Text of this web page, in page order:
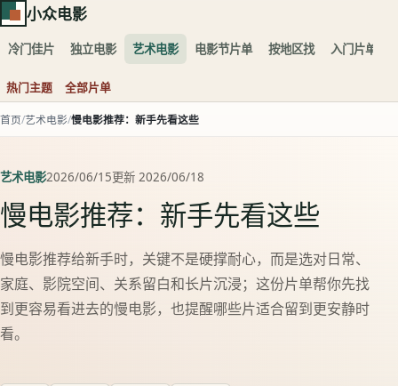
小众电影
冷门佳片 独立电影 艺术电影 电影节片单 按地区找 入门片单
热门主题 全部片单
首页 艺术电影 慢电影推荐：新手先看这些
艺术电影2026/06/15更新 2026/06/18
慢电影推荐：新手先看这些
慢电影推荐给新手时，关键不是硬撑耐心，而是选对日常、
家庭、影院空间、关系留白和长片沉浸；这份片单帮你先找
到更容易看进去的慢电影，也提醒哪些片适合留到更安静时
看。